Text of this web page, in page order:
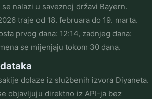
nalazi u saveznoj državi Bayern.
traje od 18. februara do 19. marta.
prvog dana: 12:14, zadnjeg dana:
se mijenjaju tokom 30 dana.
dolaze iz službenih izvora Diyaneta.
objavljuju direktno iz API-ja bez